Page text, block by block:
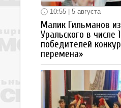
10:55 | 5 августа
Малик Гильманов
Уральского в числе
победителей
перемена»